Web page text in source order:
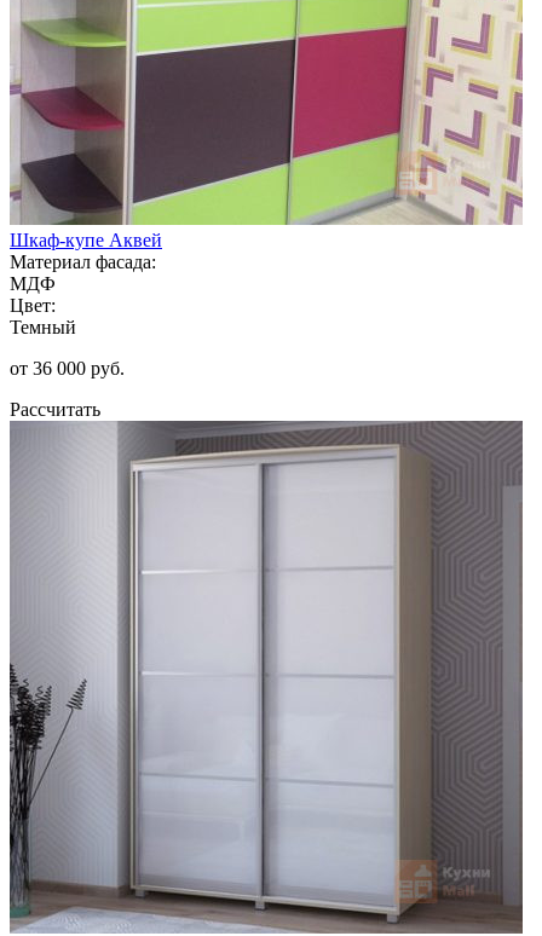
Шкаф-купе Аквей
Материал фасада:
МДФ
Цвет:
Темный
от 36 000 руб.
Рассчитать